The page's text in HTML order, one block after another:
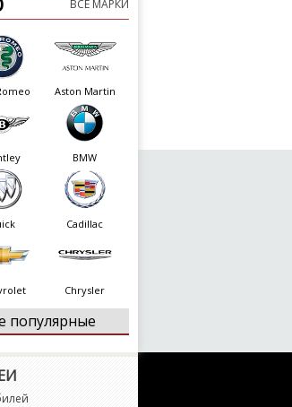
ВСЕ МАРКИ
Aston Martin
BMW
Cadillac
Chrysler
популярные